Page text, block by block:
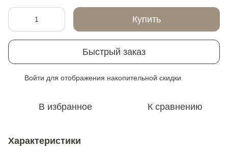
Купить
Быстрый заказ
Войти для отображения накопительной скидки
В избранное К сравнению
Характеристики